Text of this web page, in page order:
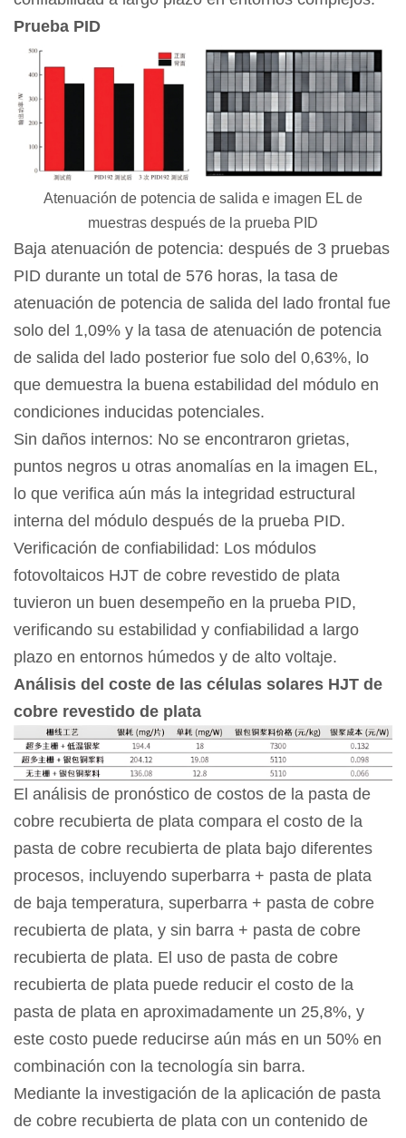
Prueba PID
Atenuación de potencia de salida e imagen EL de
muestras después de la prueba PID
Baja atenuación de potencia: después de 3 pruebas
PID durante un total de 576 horas, la tasa de
atenuación de potencia de salida del lado frontal fue
solo del 1,09% y la tasa de atenuación de potencia
de salida del lado posterior fue solo del 0,63%, lo
que demuestra la buena estabilidad del módulo en
condiciones inducidas potenciales.
Sin daños internos: No se encontraron grietas,
puntos negros u otras anomalías en la imagen EL,
lo que verifica aún más la integridad estructural
interna del módulo después de la prueba PID.
Verificación de confiabilidad: Los módulos
fotovoltaicos HJT de cobre revestido de plata
tuvieron un buen desempeño en la prueba PID,
verificando su estabilidad y confiabilidad a largo
plazo en entornos húmedos y de alto voltaje.
Análisis del coste de las células solares HJT de
cobre revestido de plata
El análisis de pronóstico de costos de la pasta de
cobre recubierta de plata compara el costo de la
pasta de cobre recubierta de plata bajo diferentes
procesos, incluyendo superbarra + pasta de plata
de baja temperatura, superbarra + pasta de cobre
recubierta de plata, y sin barra + pasta de cobre
recubierta de plata. El uso de pasta de cobre
recubierta de plata puede reducir el costo de la
pasta de plata en aproximadamente un 25,8%, y
este costo puede reducirse aún más en un 50% en
combinación con la tecnología sin barra.
Mediante la investigación de la aplicación de pasta
de cobre recubierta de plata con un contenido de